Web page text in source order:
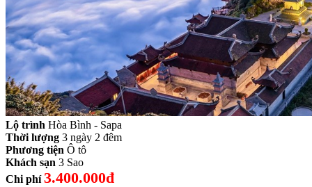
Lộ trình Hòa Bình - Sapa
Thời lượng 3 ngày 2 đêm
Phương tiện Ô tô
Khách sạn 3 Sao
Chi phí 3.400.000đ